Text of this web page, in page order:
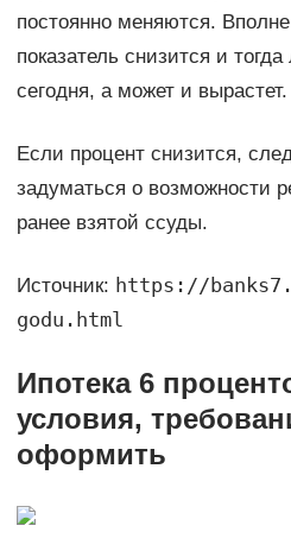
постоянно меняются.
показатель снизится и
сегодня, а может и вырастет.
Если процент снизится,
задуматься о возможности
ранее взятой ссуды.
Источник: https://
godu.html
Ипотека 6
условия,
оформить